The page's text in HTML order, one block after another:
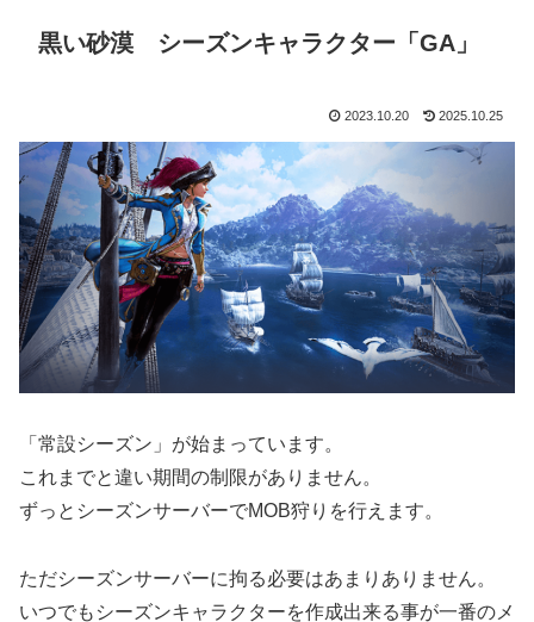
黒い砂漠 シーズンキャラクター「GA」
2023.10.20 2025.10.25
「常設シーズン」が始まっています。
これまでと違い期間の制限がありません。
ずっとシーズンサーバーでMOB狩りを行えます。
ただシーズンサーバーに拘る必要はあまりありません。
いつでもシーズンキャラクターを作成出来る事が一番のメ